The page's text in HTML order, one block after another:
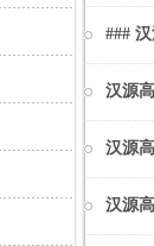
###
汉源
汉源
汉源